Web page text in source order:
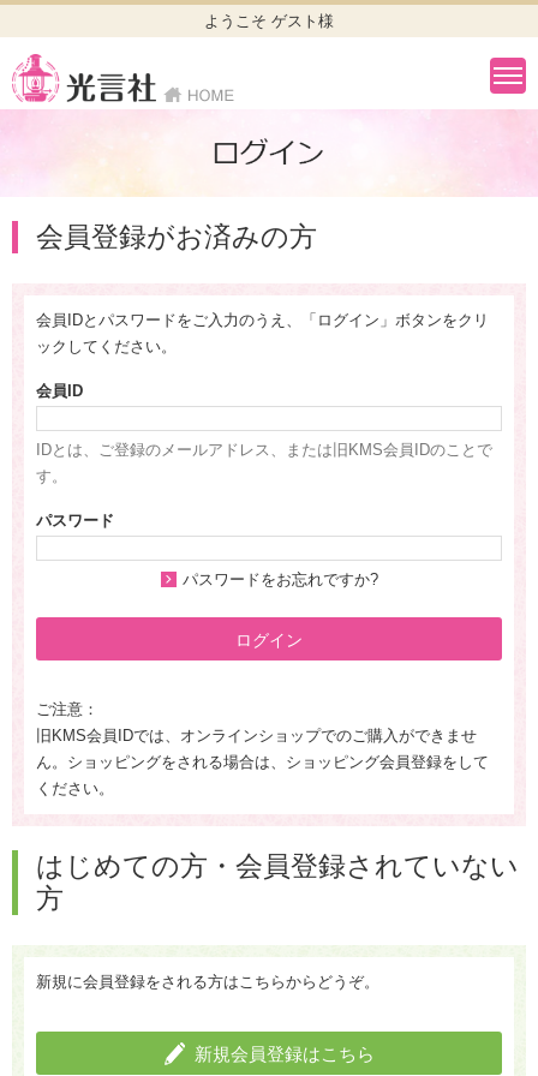
ようこそ ゲスト様
会員登録がお済みの方
会員IDとパスワードをご入力のうえ、「ログイン」ボタンをクリ
ックしてください。
会員ID
IDとは、ご登録のメールアドレス、または旧KMS会員IDのことで
す。
パスワード
パスワードをお忘れですか?
ログイン
ご注意：
旧KMS会員IDでは、オンラインショップでのご購入ができませ
ん。ショッピングをされる場合は、ショッピング会員登録をして
ください。
はじめての方・会員登録されていない
方
新規に会員登録をされる方はこちらからどうぞ。
新規会員登録はこちら